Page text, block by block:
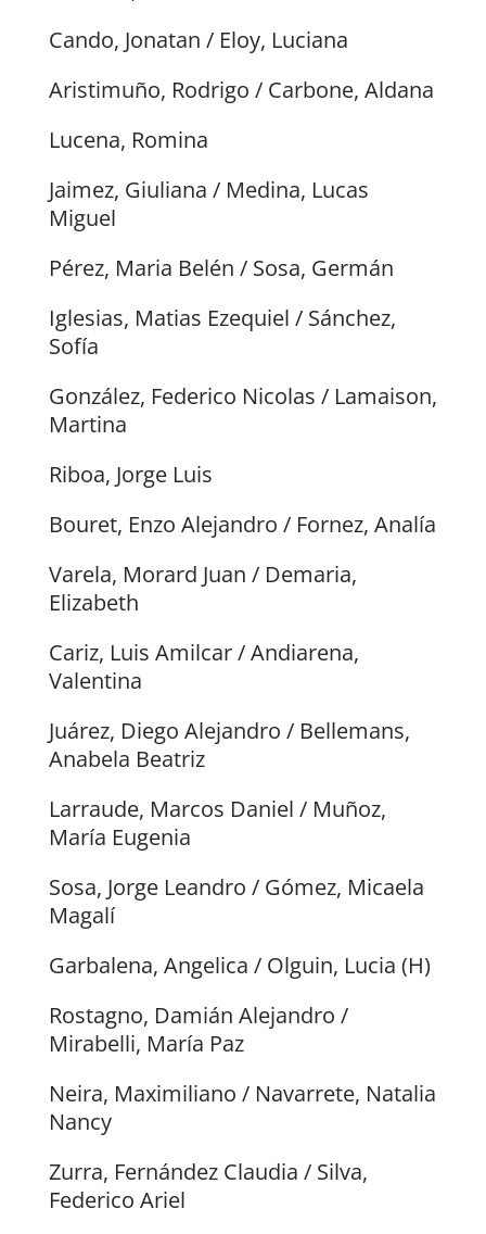
Cando, Jonatan / Eloy, Luciana
Aristimuño, Rodrigo / Carbone, Aldana
Lucena, Romina
Jaimez, Giuliana / Medina, Lucas
Miguel
Pérez, Maria Belén / Sosa, Germán
Iglesias, Matias Ezequiel / Sánchez,
Sofía
González, Federico Nicolas / Lamaison,
Martina
Riboa, Jorge Luis
Bouret, Enzo Alejandro / Fornez, Analía
Varela, Morard Juan / Demaria,
Elizabeth
Cariz, Luis Amilcar / Andiarena,
Valentina
Juárez, Diego Alejandro / Bellemans,
Anabela Beatriz
Larraude, Marcos Daniel / Muñoz,
María Eugenia
Sosa, Jorge Leandro / Gómez, Micaela
Magalí
Garbalena, Angelica / Olguin, Lucia (H)
Rostagno, Damián Alejandro /
Mirabelli, María Paz
Neira, Maximiliano / Navarrete, Natalia
Nancy
Zurra, Fernández Claudia / Silva,
Federico Ariel